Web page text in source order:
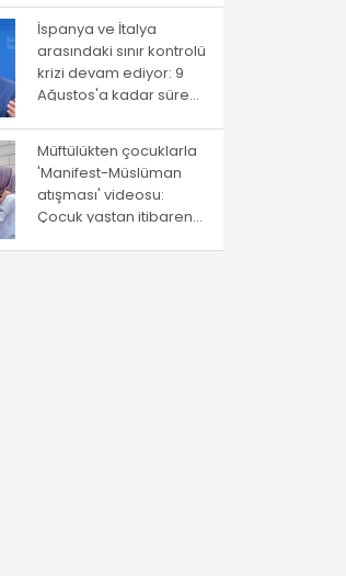
İspanya ve İtalya
arasındaki sınır kontrolü
krizi devam ediyor: 9
Ağustos'a kadar süre
Müftülükten çocuklarla
'Manifest-Müslüman
atışması' videosu:
Çocuk yaştan itibaren